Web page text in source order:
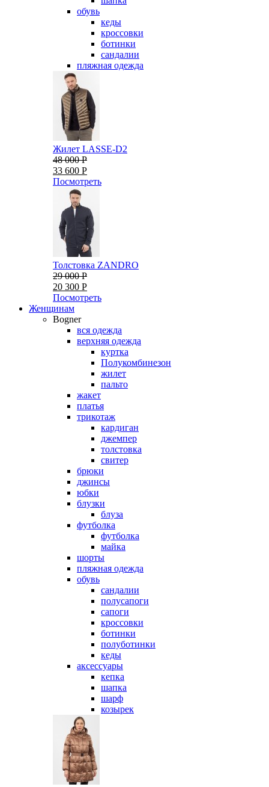
обувь
кеды
кроссовки
ботинки
сандалии
пляжная одежда
Жилет LASSE-D2
48 000 Р
33 600 Р
Посмотреть
Толстовка ZANDRO
29 000 Р
20 300 Р
Посмотреть
Женщинам
Bogner
вся одежда
верхняя одежда
куртка
Полукомбинезон
жилет
пальто
жакет
платья
трикотаж
кардиган
джемпер
толстовка
свитер
брюки
джинсы
юбки
блузки
блуза
футболка
футболка
майка
шорты
пляжная одежда
oбувь
сандалии
полусапоги
сапоги
кроссовки
ботинки
полуботинки
кеды
аксессуары
кепка
шапка
шарф
козырек